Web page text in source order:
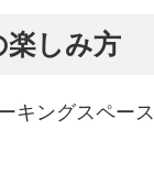
楽しみ方
キングスペース